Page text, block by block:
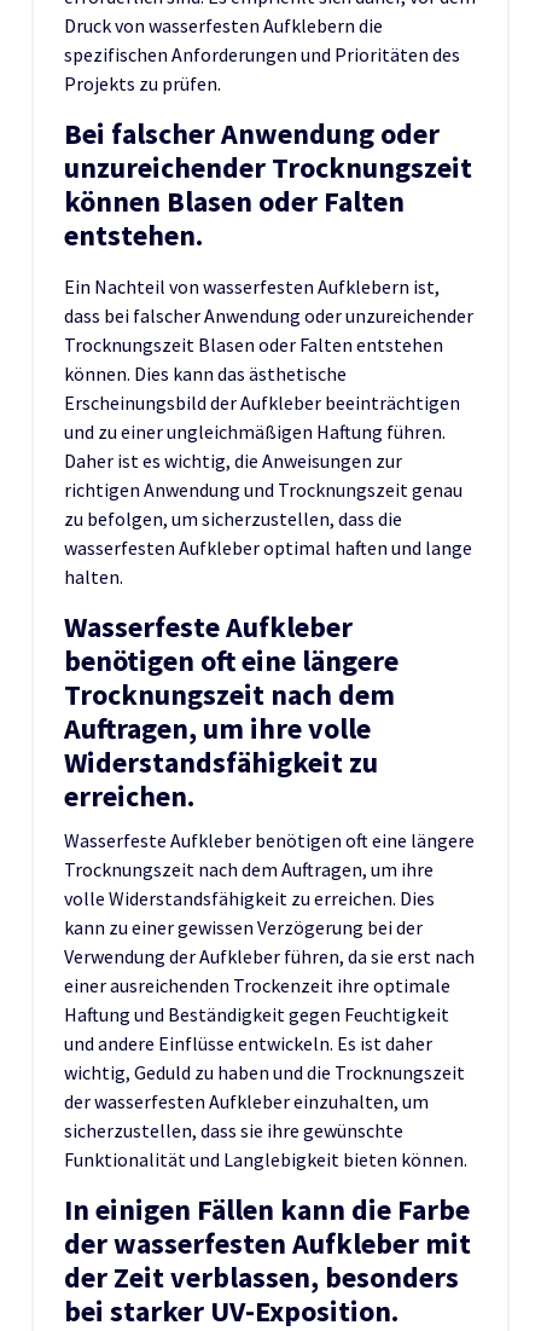
Druck von wasserfesten Aufklebern die
spezifischen Anforderungen und Prioritäten des
Projekts zu prüfen.
Bei falscher Anwendung oder
unzureichender Trocknungszeit
können Blasen oder Falten
entstehen.
Ein Nachteil von wasserfesten Aufklebern ist,
dass bei falscher Anwendung oder unzureichender
Trocknungszeit Blasen oder Falten entstehen
können. Dies kann das ästhetische
Erscheinungsbild der Aufkleber beeinträchtigen
und zu einer ungleichmäßigen Haftung führen.
Daher ist es wichtig, die Anweisungen zur
richtigen Anwendung und Trocknungszeit genau
zu befolgen, um sicherzustellen, dass die
wasserfesten Aufkleber optimal haften und lange
halten.
Wasserfeste Aufkleber
benötigen oft eine längere
Trocknungszeit nach dem
Auftragen, um ihre volle
Widerstandsfähigkeit zu
erreichen.
Wasserfeste Aufkleber benötigen oft eine längere
Trocknungszeit nach dem Auftragen, um ihre
volle Widerstandsfähigkeit zu erreichen. Dies
kann zu einer gewissen Verzögerung bei der
Verwendung der Aufkleber führen, da sie erst nach
einer ausreichenden Trockenzeit ihre optimale
Haftung und Beständigkeit gegen Feuchtigkeit
und andere Einflüsse entwickeln. Es ist daher
wichtig, Geduld zu haben und die Trocknungszeit
der wasserfesten Aufkleber einzuhalten, um
sicherzustellen, dass sie ihre gewünschte
Funktionalität und Langlebigkeit bieten können.
In einigen Fällen kann die Farbe
der wasserfesten Aufkleber mit
der Zeit verblassen, besonders
bei starker UV-Exposition.